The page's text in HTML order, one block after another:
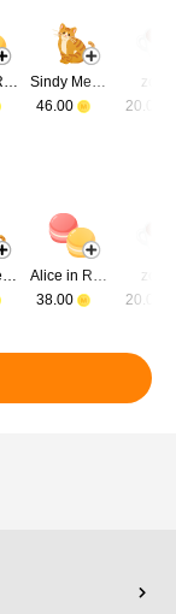
46.00
20.00
38.00
20.00